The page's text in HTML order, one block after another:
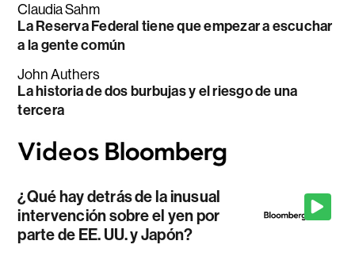
Claudia Sahm
La Reserva Federal tiene que empezar a escuchar
a la gente común
John Authers
La historia de dos burbujas y el riesgo de una
tercera
¿Qué hay detrás de la inusual
intervención sobre el yen por
parte de EE. UU. y Japón?